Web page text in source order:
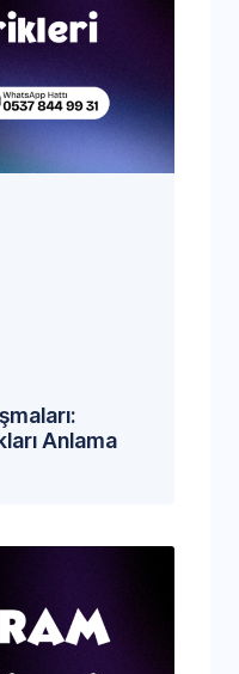
Anlama